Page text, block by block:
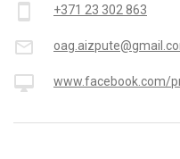
smartphone +371 23 302 863
mail_outline
desktop_mac www.facebook.com/